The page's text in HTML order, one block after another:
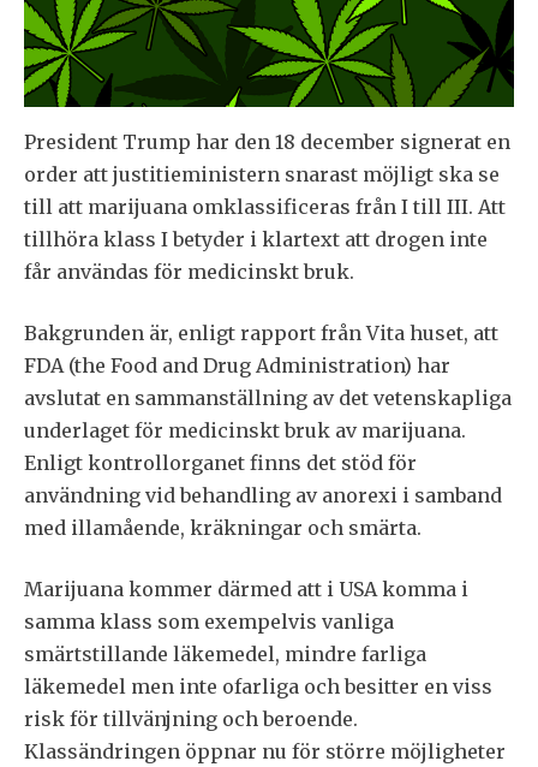
President Trump har den 18 december signerat en
order att justitieministern snarast möjligt ska se
till att marijuana omklassificeras från I till III. Att
tillhöra klass I betyder i klartext att drogen inte
får användas för medicinskt bruk.
Bakgrunden är, enligt rapport från Vita huset, att
FDA (the Food and Drug Administration) har
avslutat en sammanställning av det vetenskapliga
underlaget för medicinskt bruk av marijuana.
Enligt kontrollorganet finns det stöd för
användning vid behandling av anorexi i samband
med illamående, kräkningar och smärta.
Marijuana kommer därmed att i USA komma i
samma klass som exempelvis vanliga
smärtstillande läkemedel, mindre farliga
läkemedel men inte ofarliga och besitter en viss
risk för tillvänjning och beroende.
Klassändringen öppnar nu för större möjligheter